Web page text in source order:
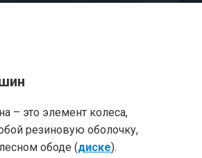
– это элемент колеса,
резиновую оболочку,
ободе (диске).